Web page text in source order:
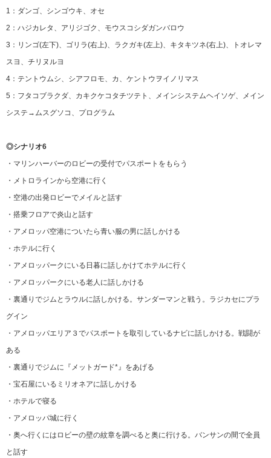
1：ダンゴ、シンゴウキ、オセ
2：ハジカレタ、アリジゴク、モウスコシダガンバロウ
3：リンゴ(左下)、ゴリラ(右上)、ラクガキ(左上)、キタキツネ(右上)、トオレマ
スヨ、チリヌルヨ
4：テントウムシ、シアフロモ、カ、ケントウヲイノリマス
5：フタコブラクダ、カキクケコタチツテト、メインシステムヘイソゲ、メイン
システ→ムスグソコ、プログラム
◎シナリオ6
・マリンハーバーのロビーの受付でパスポートをもらう
・メトロラインから空港に行く
・空港の出発ロビーでメイルと話す
・搭乗フロアで炎山と話す
・アメロッパ空港についたら青い服の男に話しかける
・ホテルに行く
・アメロッパークにいる日暮に話しかけてホテルに行く
・アメロッパークにいる老人に話しかける
・裏通りでジムとラウルに話しかける。サンダーマンと戦う。ラジカセにプラ
グイン
・アメロッパエリア３でパスポートを取引しているナビに話しかける。戦闘が
ある
・裏通りでジムに『メットガード*』をあげる
・宝石屋にいるミリオネアに話しかける
・ホテルで寝る
・アメロッパ城に行く
・奥へ行くにはロビーの壁の紋章を調べると奥に行ける。バンサンの間で全員
と話す